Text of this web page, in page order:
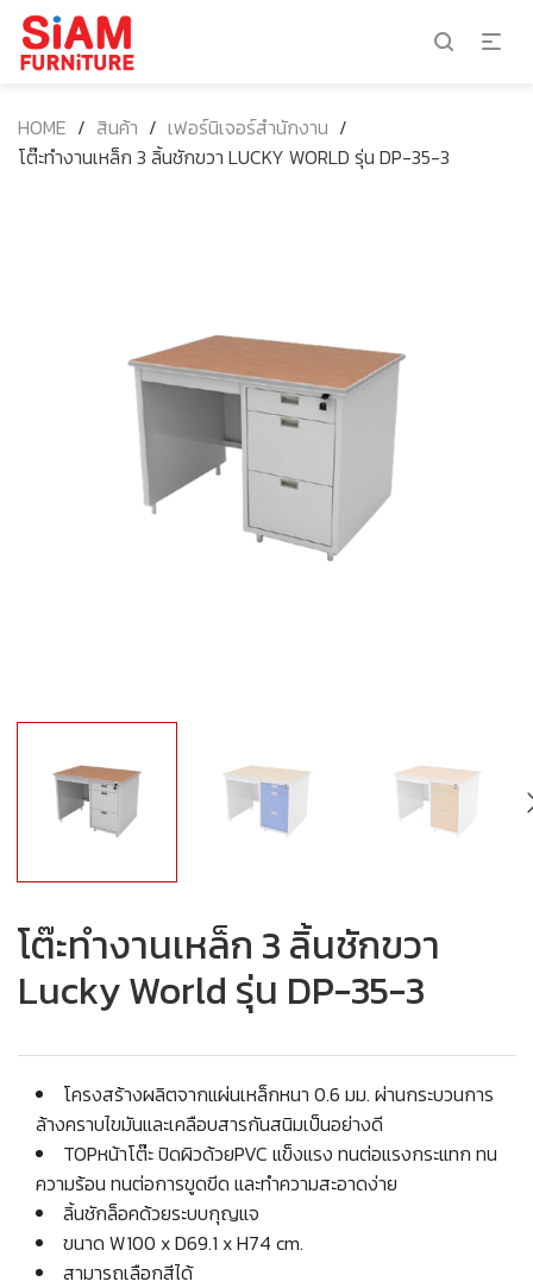
HOME / สินค้า / เฟอร์นิเจอร์สำนักงาน /
โต๊ะทำงานเหล็ก 3 ลิ้นชักขวา LUCKY WORLD รุ่น DP-35-3
โต๊ะทำงานเหล็ก 3 ลิ้นชักขวา
Lucky World รุ่น DP-35-3
โครงสร้างผลิตจากแผ่นเหล็กหนา 0.6 มม. ผ่านกระบวนการ
ล้างคราบไขมันและเคลือบสารกันสนิมเป็นอย่างดี
TOPหน้าโต๊ะ ปิดผิวด้วยPVC แข็งแรง ทนต่อแรงกระแทก ทน
ความร้อน ทนต่อการขูดขีด และทำความสะอาดง่าย
ลิ้นชักล็อคด้วยระบบกุญแจ
ขนาด W100 x D69.1 x H74 cm.
สามารถเลือกสีได้